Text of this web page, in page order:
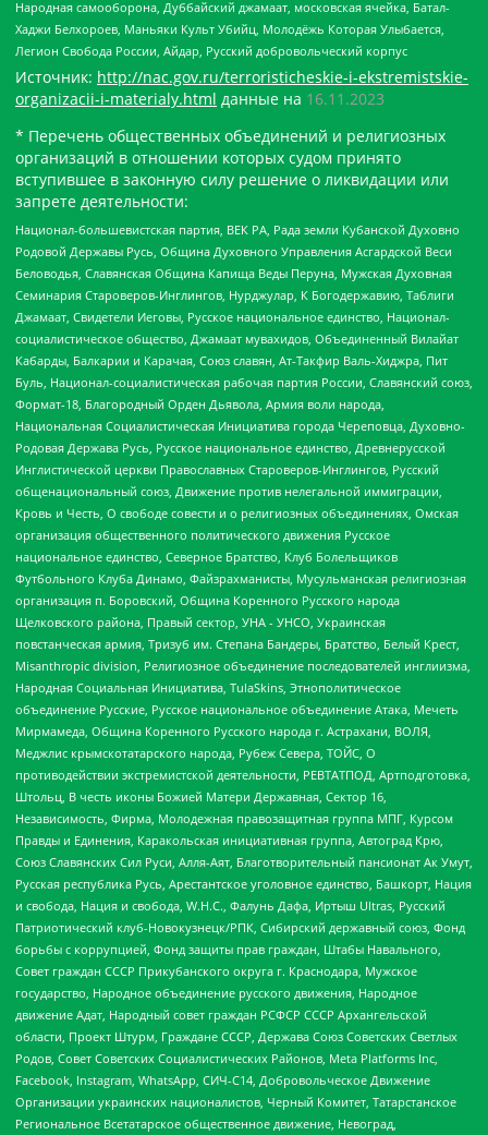
Народная самооборона, Дуббайский джамаат, московская ячейка, Батал-
Хаджи Белхороев, Маньяки Культ Убийц, Молодёжь Которая Улыбается,
Легион Свобода России, Айдар, Русский добровольческий корпус
Источник: http://nac.gov.ru/terroristicheskie-i-ekstremistskie-
organizacii-i-materialy.html данные на 16.11.2023
* Перечень общественных объединений и религиозных
организаций в отношении которых судом принято
вступившее в законную силу решение о ликвидации или
запрете деятельности:
Национал-большевистская партия, ВЕК РА, Рада земли Кубанской Духовно
Родовой Державы Русь, Община Духовного Управления Асгардской Веси
Беловодья, Славянская Община Капища Веды Перуна, Мужская Духовная
Семинария Староверов-Инглингов, Нурджулар, К Богодержавию, Таблиги
Джамаат, Свидетели Иеговы, Русское национальное единство, Национал-
социалистическое общество, Джамаат мувахидов, Объединенный Вилайат
Кабарды, Балкарии и Карачая, Союз славян, Ат-Такфир Валь-Хиджра, Пит
Буль, Национал-социалистическая рабочая партия России, Славянский союз,
Формат-18, Благородный Орден Дьявола, Армия воли народа,
Национальная Социалистическая Инициатива города Череповца, Духовно-
Родовая Держава Русь, Русское национальное единство, Древнерусской
Инглистической церкви Православных Староверов-Инглингов, Русский
общенациональный союз, Движение против нелегальной иммиграции,
Кровь и Честь, О свободе совести и о религиозных объединениях, Омская
организация общественного политического движения Русское
национальное единство, Северное Братство, Клуб Болельщиков
Футбольного Клуба Динамо, Файзрахманисты, Мусульманская религиозная
организация п. Боровский, Община Коренного Русского народа
Щелковского района, Правый сектор, УНА - УНСО, Украинская
повстанческая армия, Тризуб им. Степана Бандеры, Братство, Белый Крест,
Misanthropic division, Религиозное объединение последователей инглиизма,
Народная Социальная Инициатива, TulaSkins, Этнополитическое
объединение Русские, Русское национальное объединение Атака, Мечеть
Мирмамеда, Община Коренного Русского народа г. Астрахани, ВОЛЯ,
Меджлис крымскотатарского народа, Рубеж Севера, ТОЙС, О
противодействии экстремистской деятельности, РЕВТАТПОД, Артподготовка,
Штольц, В честь иконы Божией Матери Державная, Сектор 16,
Независимость, Фирма, Молодежная правозащитная группа МПГ, Курсом
Правды и Единения, Каракольская инициативная группа, Автоград Крю,
Союз Славянских Сил Руси, Алля-Аят, Благотворительный пансионат Ак Умут,
Русская республика Русь, Арестантское уголовное единство, Башкорт, Нация
и свобода, Нация и свобода, W.H.С., Фалунь Дафа, Иртыш Ultras, Русский
Патриотический клуб-Новокузнецк/РПК, Сибирский державный союз, Фонд
борьбы с коррупцией, Фонд защиты прав граждан, Штабы Навального,
Совет граждан СССР Прикубанского округа г. Краснодара, Мужское
государство, Народное объединение русского движения, Народное
движение Адат, Народный совет граждан РСФСР СССР Архангельской
области, Проект Штурм, Граждане СССР, Держава Союз Советских Светлых
Родов, Совет Советских Социалистических Районов, Meta Platforms Inc,
Facebook, Instagram, WhatsApp, СИЧ-С14, Добровольческое Движение
Организации украинских националистов, Черный Комитет, Татарстанское
Региональное Всетатарское общественное движение, Невоград,